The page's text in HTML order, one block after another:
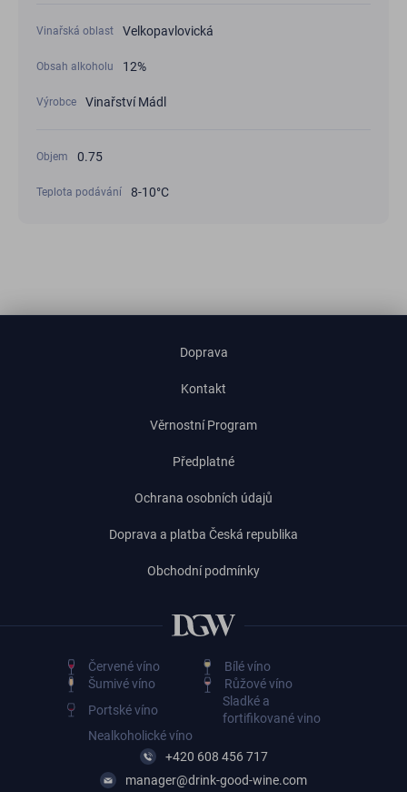
Vinařská oblast Velkopavlovická
Obsah alkoholu 12%
Výrobce Vinařství Mádl
Objem 0.75
Teplota podávání 8-10°С
Doprava
Kontakt
Věrnostní Program
Předplatné
Ochrana osobních údajů
Doprava a platba Česká republika
Obchodní podmínky
Červené víno
Bílé víno
Šumivé víno
Růžové víno
Portské víno
Sladké a
fortifikované vino
Nealkoholické víno
+420 608 456 717
manager@drink-good-wine.com